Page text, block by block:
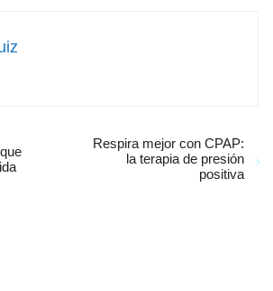
Respira mejor con CPAP:
la terapia de presión
positiva